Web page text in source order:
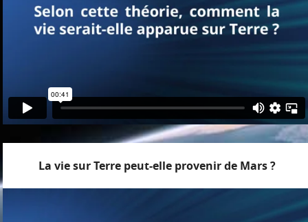
La vie sur Terre peut-elle provenir de Mars ?